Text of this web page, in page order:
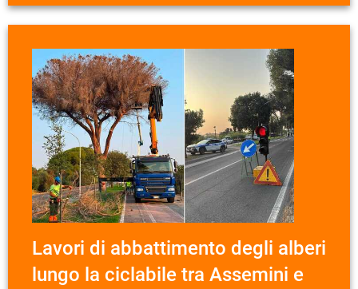
Lavori di abbattimento degli alberi
lungo la ciclabile tra Assemini e